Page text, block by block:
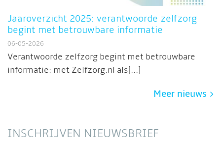
Jaaroverzicht 2025: verantwoorde zelfzorg
begint met betrouwbare informatie
06-05-2026
Verantwoorde zelfzorg begint met betrouwbare
informatie: met Zelfzorg.nl als[...]
Meer nieuws
INSCHRIJVEN NIEUWSBRIEF